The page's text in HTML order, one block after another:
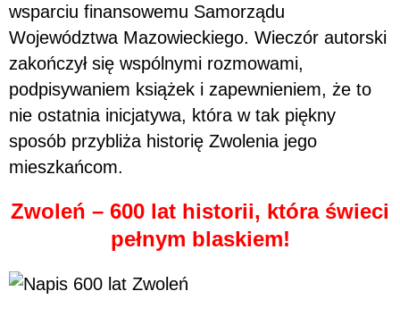
wsparciu finansowemu Samorządu
Województwa Mazowieckiego. Wieczór autorski
zakończył się wspólnymi rozmowami,
podpisywaniem książek i zapewnieniem, że to
nie ostatnia inicjatywa, która w tak piękny
sposób przybliża historię Zwolenia jego
mieszkańcom.
Zwoleń – 600 lat historii, która świeci
pełnym blaskiem!